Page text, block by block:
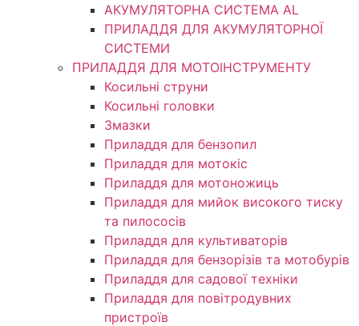
АКУМУЛЯТОРНА СИСТЕМА AL
ПРИЛАДДЯ ДЛЯ АКУМУЛЯТОРНОЇ
СИСТЕМИ
ПРИЛАДДЯ ДЛЯ МОТОІНСТРУМЕНТУ
Косильні струни
Косильні головки
Змазки
Приладдя для бензопил
Приладдя для мотокіс
Приладдя для мотоножиць
Приладдя для мийок високого тиску
та пилососів
Приладдя для культиваторів
Приладдя для бензорізів та мотобурів
Приладдя для садової техніки
Приладдя для повітродувних
пристроїв